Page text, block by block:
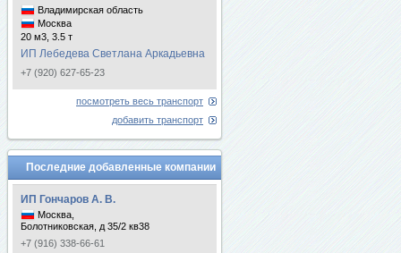
Владимирская область
Москва
20 м3, 3.5 т
ИП Лебедева Светлана Аркадьевна
+7 (920) 627-65-23
посмотреть весь транспорт
добавить транспорт
Последние добавленные компании
ИП Гончаров А. В.
Москва,
Болотниковская, д 35/2 кв38
+7 (916) 338-66-61